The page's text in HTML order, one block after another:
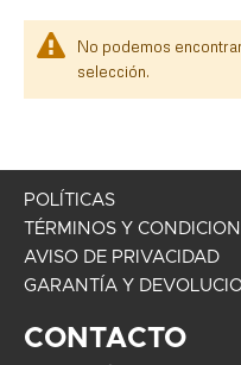
No podemos
selección.
POLÍTICAS
TÉRMINOS Y
AVISO DE PRIVACIDAD
GARANTÍA Y
CONTACTO